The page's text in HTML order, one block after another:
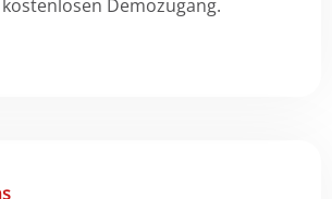
Demozugang.